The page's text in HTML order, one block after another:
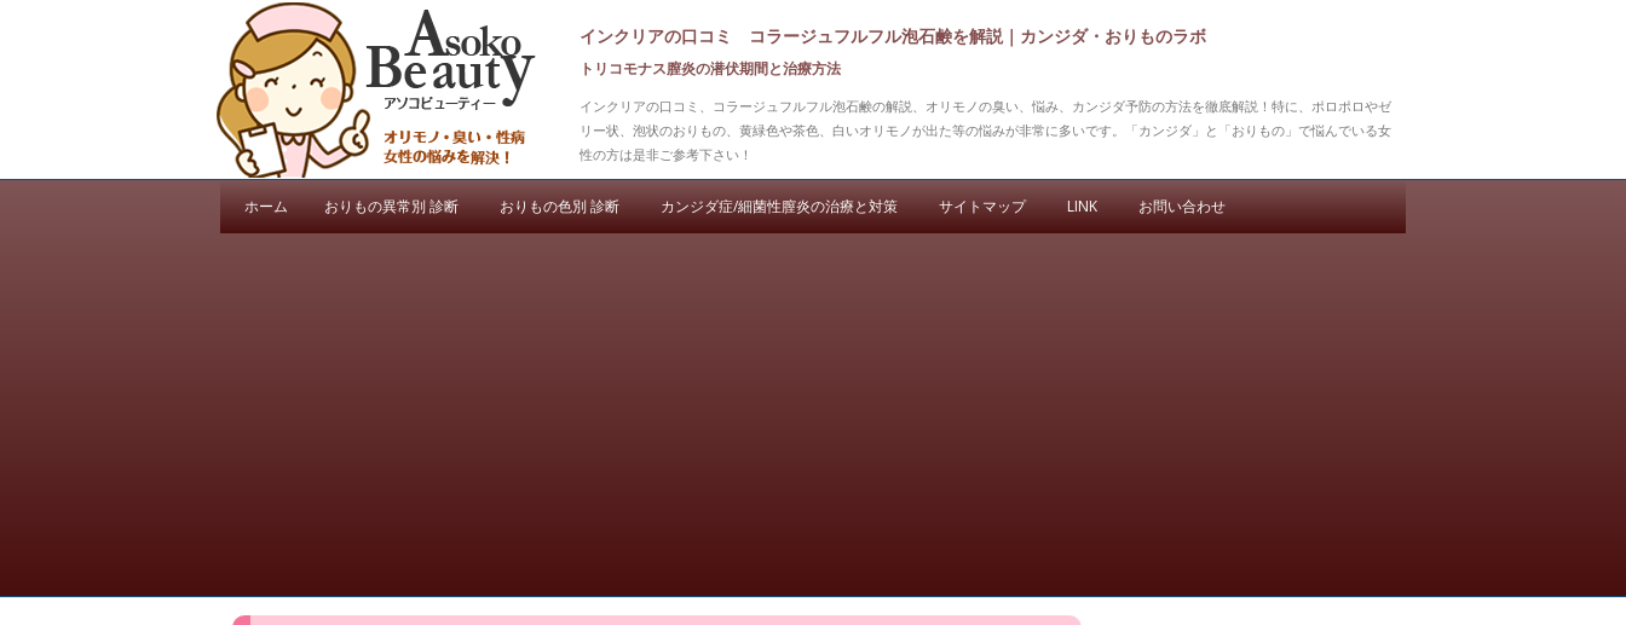
インクリアの口コミ コラージュフルフル泡石鹸を解説｜カンジダ・おりものラボ
トリコモナス膣炎の潜伏期間と治療方法
インクリアの口コミ、コラージュフルフル泡石鹸の解説、オリモノの臭い、悩み、カンジダ予防の方法を徹底解説！特に、ポロポロやゼ
リー状、泡状のおりもの、黄緑色や茶色、白いオリモノが出た等の悩みが非常に多いです。「カンジダ」と「おりもの」で悩んでいる女
性の方は是非ご参考下さい！
コンテンツへ移動
ホーム おりもの異常別 診断 おりもの色別 診断 カンジダ症/細菌性膣炎の治療と対策 サイトマップ LINK お問い合わせ